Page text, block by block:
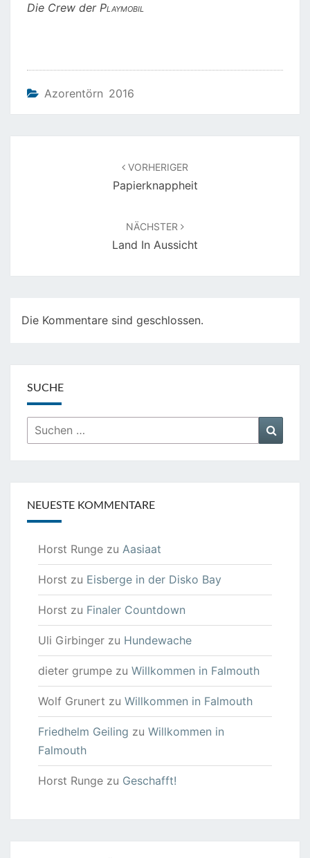
Die Crew der Playmobil
Azorentörn 2016
VORHERIGER
Papierknappheit
NÄCHSTER
Land In Aussicht
Die Kommentare sind geschlossen.
SUCHE
Suchen
nach:
NEUESTE KOMMENTARE
Horst Runge zu Aasiaat
Horst zu Eisberge in der Disko Bay
Horst zu Finaler Countdown
Uli Girbinger zu Hundewache
dieter grumpe zu Willkommen in Falmouth
Wolf Grunert zu Willkommen in Falmouth
Friedhelm Geiling zu Willkommen in
Falmouth
Horst Runge zu Geschafft!